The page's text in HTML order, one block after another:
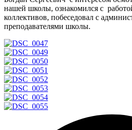
нашей школы, ознакомился с
коллективов, побеседовал с
преподавателями школы.